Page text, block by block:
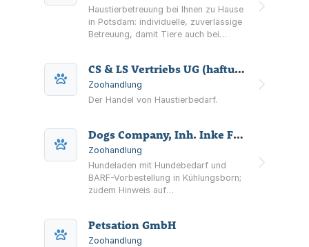
Haustierbetreuung bei Ihnen zu Hause
in Potsdam: individuelle, zuverlässige
Betreuung, damit Tiere auch bei
CS & LS Vertriebs UG (haftungsbeschränkt)
Zoohandlung
Der Handel von Haustierbedarf.
Dogs Company, Inh. Inke Falkenhain
Zoohandlung
Hundeladen mit Hundebedarf und
BARF-Vorbestellung in Kühlungsborn;
zudem Hinweis auf
Petsation GmbH
Zoohandlung